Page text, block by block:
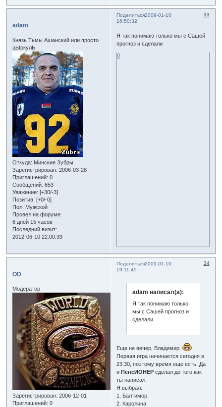
Поделиться 33
2009-01-10
16:50:32
adam
Князь Тьмы Ашанский или просто
цЫркулЬ
Откуда: Минские Зубры
Зарегистрирован: 2006-03-28
Приглашений: 0
Сообщений: 653
Уважение: [+30/-3]
Позитив: [+0/-0]
Пол: Мужской
Провел на форуме:
6 дней 15 часов
Последний визит:
2012-06-10 22:00:39
Я так понимаю только мы с Сашей
прогноз и сделали
0
Поделиться 34
2009-01-10
19:11:45
OD
Модератор
Зарегистрирован: 2006-12-01
Приглашений: 0
adam написал(а):
Я так понимаю только
мы с Сашей прогноз и
сделали
Еще не вечер, Владимир
Первая игра начинается сегодня в
23.30, поэтому время еще есть. Да
иПенсИОНЕР сделал до того как
ты написал.
Я выбрал:
1. Балтимор.
2. Каролина.